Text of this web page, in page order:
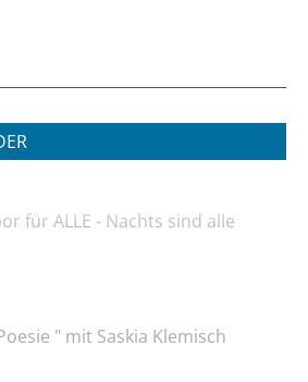
für ALLE - Nachts sind alle
" mit Saskia Klemisch